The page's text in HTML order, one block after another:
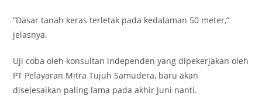
“Dasar tanah keras terletak pada kedalaman 50 meter,”
jelasnya.
Uji coba oleh konsultan independen yang dipekerjakan oleh
PT Pelayaran Mitra Tujuh Samudera, baru akan
diselesaikan paling lama pada akhir Juni nanti.